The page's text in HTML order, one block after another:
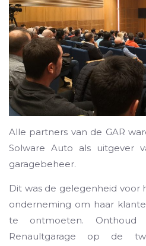
Alle partners van de GAR
Solware Auto als uitgever
garagebeheer.
Dit was de gelegenheid voor
onderneming om haar
te ontmoeten.
Renaultgarage op de